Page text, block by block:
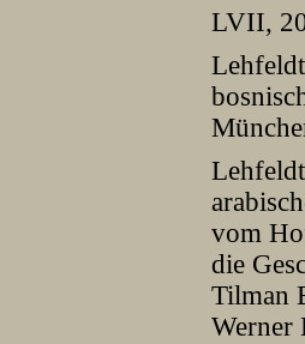
LVII,
vom
die
Tilman
Werner